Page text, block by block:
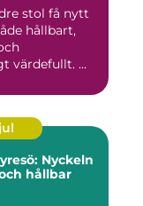
stol få nytt
hållbart,
värdefullt. ...
Nyckeln
hållbar